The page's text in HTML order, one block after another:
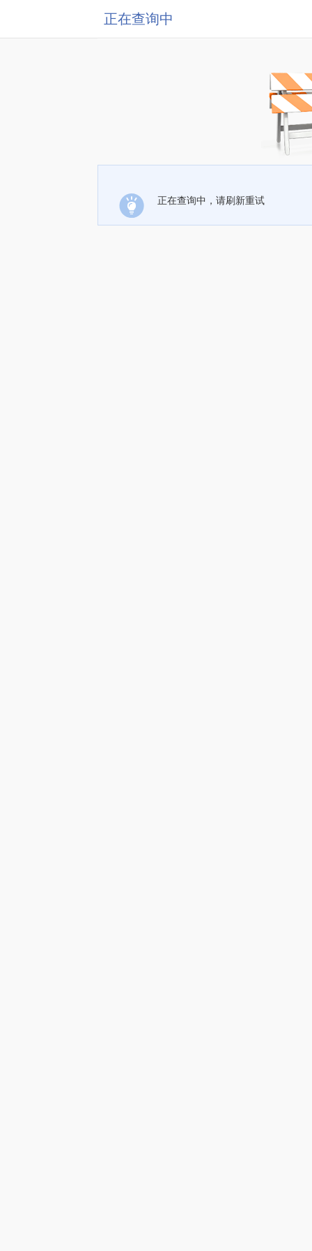
正在查询中
正在查询中，请刷新重试